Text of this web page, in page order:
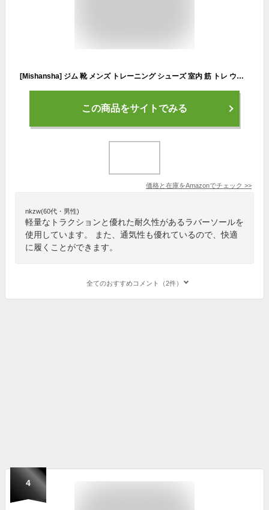
[Mishansha] ジム 靴 メンズ トレーニング シューズ 室内 筋 トレ ウエイト 初心者 フィットネス シューズ 折りたたみ コンパクト ランニング スポーツ 陸上 短 距離
この商品をサイトでみる
価格と在庫をAmazonでチェック >>
nkzw(60代・男性)
軽量なトラクションと優れた耐久性があるラバーソールを
使用しています。 また、通気性も優れているので、快適
に履くことができます。
全てのおすすめコメント（2件）
4